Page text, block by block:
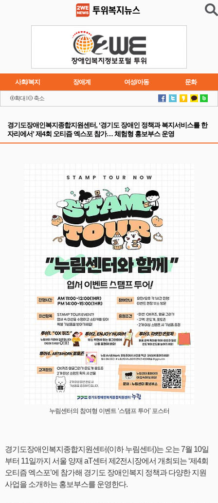
사회/복지 장애계 여성/아동 문화
이슈 연재소설
확대 축소
경기도장애인복지종합지원센터, ‘경기도 장애인 정책과 복지서비스를 한
자리에서’ 제4회 오티즘 엑스포 참가… 체험형 홍보부스 운영
누림센터의 참여형 이벤트 ‘스탬프 투어’ 포스터
경기도장애인복지종합지원센터(이하 누림센터)는 오는 7월 10일
부터 11일까지 서울 양재 aT센터 제2전시장에서 개최되는 ‘제4회
오티즘 엑스포’에 참가해 경기도 장애인복지 정책과 다양한 지원
사업을 소개하는 홍보부스를 운영한다.